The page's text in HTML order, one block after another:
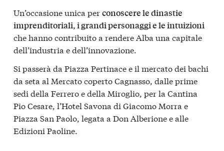
Un’occasione unica perconoscere le dinastie
imprenditoriali, i grandi personaggi e le intuizioni
che hanno contribuito a rendere Alba una capitale
dell’industria e dell’innovazione.
Si passerà da Piazza Pertinace e il mercato dei bachi
da seta al Mercato coperto Cagnasso, dalle prime
sedi della Ferrero e della Miroglio, per la Cantina
Pio Cesare, l’Hotel Savona di Giacomo Morra e
Piazza San Paolo, legata a Don Alberione e alle
Edizioni Paoline.